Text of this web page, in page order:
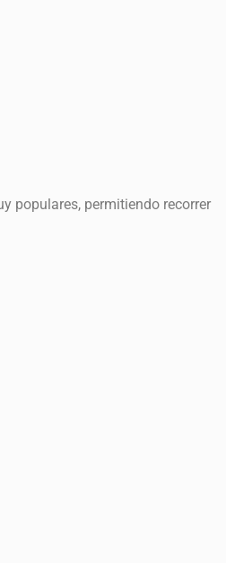
populares, permitiendo recorrer